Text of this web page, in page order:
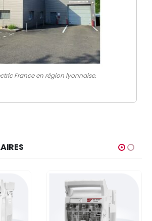
France en région lyonnaise.